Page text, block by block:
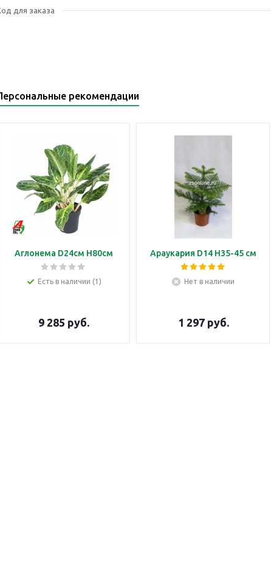
для заказа
рекомендации
Аглонема D24см H80см
Есть в наличии (1)
9 285 руб.
Араукария D14 H35-45 см
Нет в наличии
1 297руб.